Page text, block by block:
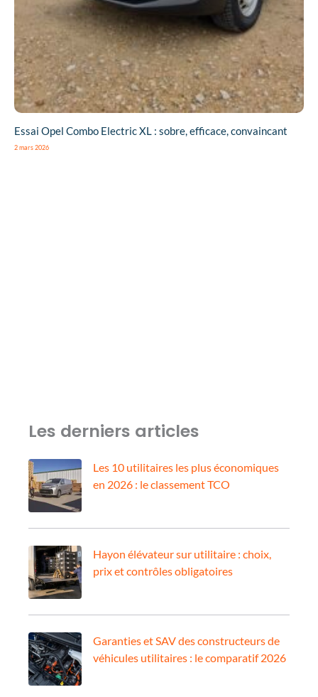
Essai Opel Combo Electric XL : sobre, efficace, convaincant
2 mars 2026
Les derniers articles
Les 10 utilitaires les plus économiques
en 2026 : le classement TCO
Hayon élévateur sur utilitaire : choix,
prix et contrôles obligatoires
Garanties et SAV des constructeurs de
véhicules utilitaires : le comparatif 2026